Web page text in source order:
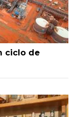
ciclo de